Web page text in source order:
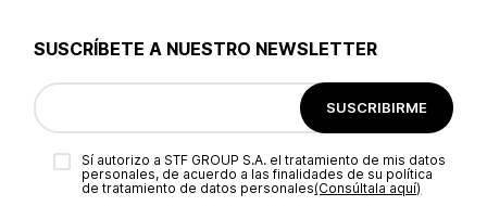
SUSCRÍBETE A NUESTRO NEWSLETTER
SUSCRIBIRME
Sí autorizo a STF GROUP S.A. el tratamiento de mis datos
personales, de acuerdo a las finalidades de su política
de tratamiento de datos personales‎(Consúltala aquí)